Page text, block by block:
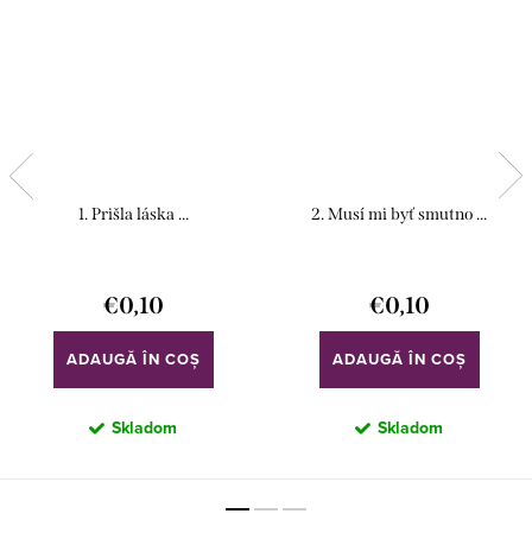
1. Prišla láska ...
€0,10
ADAUGĂ ÎN COŞ
Skladom
2. Musí mi byť smutno ...
€0,10
ADAUGĂ ÎN COŞ
Skladom